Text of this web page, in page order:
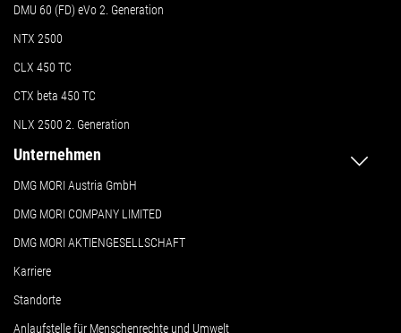
DMU 60 (FD) eVo 2. Generation
NTX 2500
CLX 450 TC
CTX beta 450 TC
NLX 2500 2. Generation
Unternehmen
DMG MORI Austria GmbH
DMG MORI COMPANY LIMITED
DMG MORI AKTIENGESELLSCHAFT
Karriere
Standorte
Anlaufstelle für Menschenrechte und Umwelt